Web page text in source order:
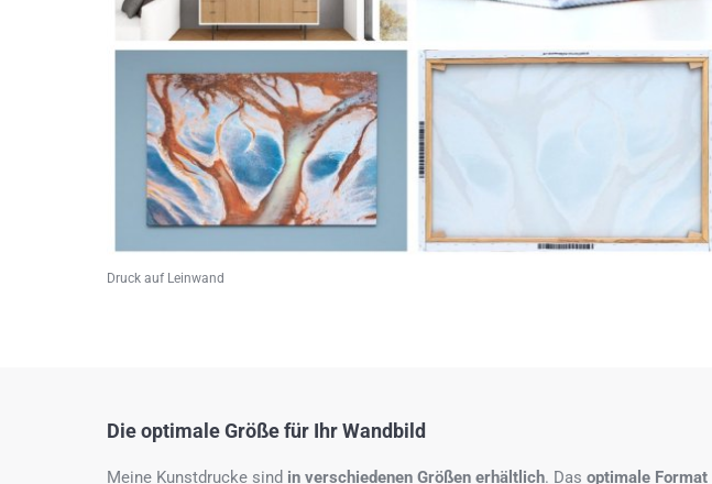
Druck auf Leinwand
Die optimale Größe für Ihr Wandbild
Meine Kunstdrucke sind in verschiedenen Größen erhältlich. Das optimale Format